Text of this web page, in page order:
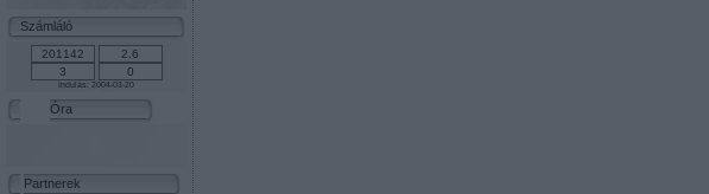
Számláló
Indulás: 2004-03-20
Óra
Partnerek